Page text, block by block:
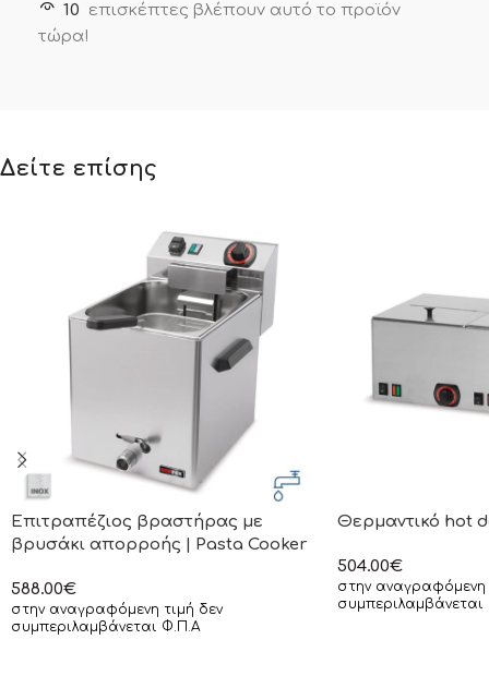
10 επισκέπτες βλέπουν αυτό το προϊόν
τώρα!
Δείτε επίσης
Επιτραπέζιος βραστήρας με
βρυσάκι απορροής | Pasta Cooker
588.00€
στην αναγραφόμενη τιμή δεν
συμπεριλαμβάνεται Φ.Π.Α
Θερμαντικό hot
504.00€
στην αναγραφόμενη